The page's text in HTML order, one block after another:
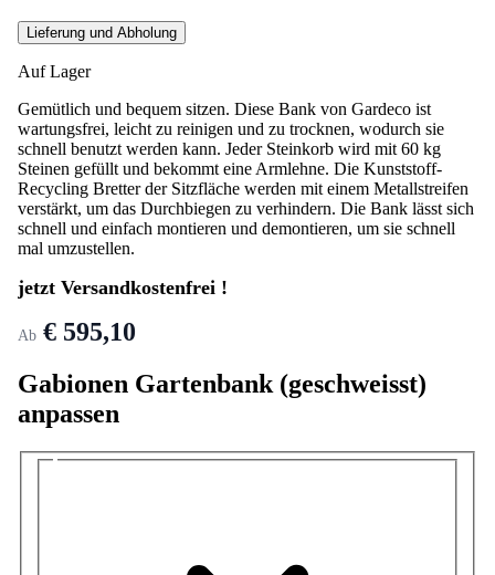
Lieferung und Abholung
Auf Lager
Gemütlich und bequem sitzen. Diese Bank von Gardeco ist
wartungsfrei, leicht zu reinigen und zu trocknen, wodurch sie
schnell benutzt werden kann. Jeder Steinkorb wird mit 60 kg
Steinen gefüllt und bekommt eine Armlehne. Die Kunststoff-
Recycling Bretter der Sitzfläche werden mit einem Metallstreifen
verstärkt, um das Durchbiegen zu verhindern. Die Bank lässt sich
schnell und einfach montieren und demontieren, um sie schnell
mal umzustellen.
jetzt Versandkostenfrei !
Ab € 595,10
Gabionen Gartenbank (geschweisst)
anpassen